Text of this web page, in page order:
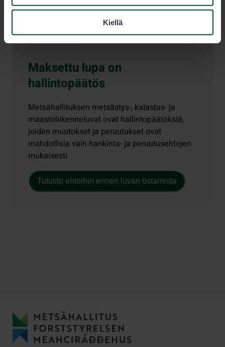
Kiellä
Maksettu lupa on
hallintopäätös
Metsähallituksen metsästys-, kalastus- ja
maastoliikenneluvat ovat hallintopäätöksiä,
joiden muutokset ja peruutukset ovat
mahdollisia vain hankinta- ja peruutusehtojen
mukaisesti.
Tutustu ehtoihin ennen luvan ostamista